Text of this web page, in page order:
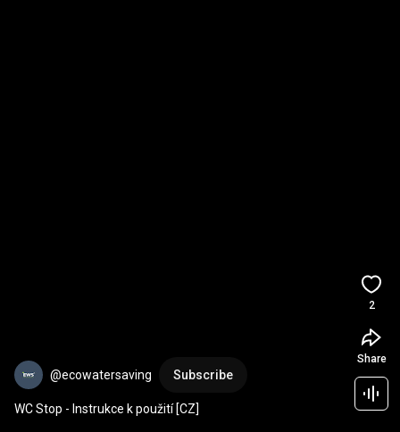
@ecowatersaving Subscribe
WC Stop - Instrukce k použití [CZ]
2
Share